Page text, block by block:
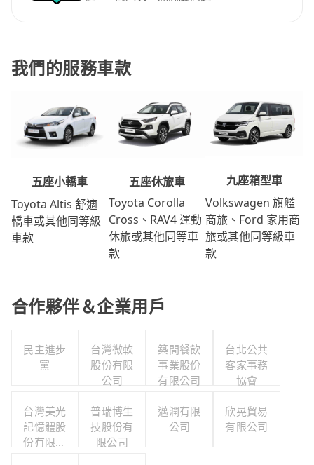
我們的服務車款
五座小轎車
Toyota Altis 舒適
轎車或其他同等級
車款
五座休旅車
Toyota Corolla
Cross、RAV4 運動
休旅或其他同等車
款
九座箱型車
Volkswagen 旗艦
商旅、Ford 家用商
旅或其他同等級車
款
合作夥伴＆企業用戶
民主進步
黨
台灣微軟
股份有限
公司
築間餐飲
事業股份
有限公司
台北公共
客家事務
協會
台灣美光
記憶體股
份有限公
普瑞博生
技股份有
限公司
邁潤有限
公司
欣晃貿易
有限公司